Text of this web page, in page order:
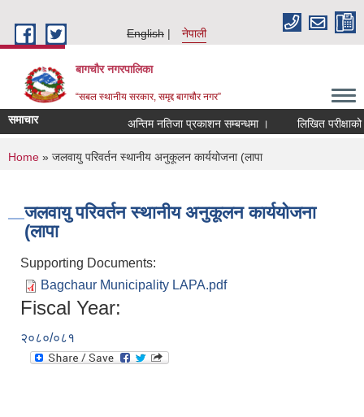
English
नेपाली
बागचौर नगरपालिका
“सबल स्थानीय सरकार, समृद्द बागचौर नगर”
समाचार अन्तिम नतिजा प्रकाशन सम्बन्धमा । लिखित परीक्षाको
You are here
Home » जलवायु परिवर्तन स्थानीय अनुकूलन कार्ययोजना (लापा
जलवायु परिवर्तन स्थानीय अनुकूलन कार्ययोजना
(लापा
Supporting Documents:
Bagchaur Municipality LAPA.pdf
Fiscal Year:
२०८०/०८१